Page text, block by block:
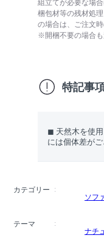
組立てが必要な場
梱包材等の残材処
の場合は、ご注文
※開梱不要の場合も
特記事
◼︎ 天然木を使
には個体差がご
カテゴリー
ソフ
テーマ
ナチ